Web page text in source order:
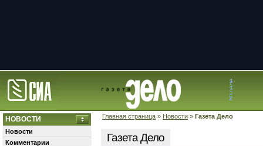
Главная страница » Новости » Газета Дело
НОВОСТИ
Новости
Комментарии
Газета Дело